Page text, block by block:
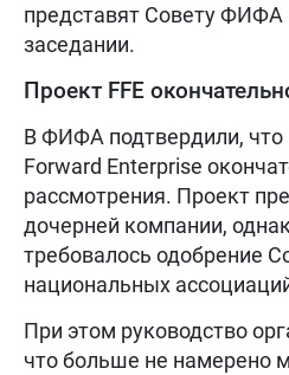
представят Совету
заседании.
Проект FFE
В ФИФА подтвердили, что
Forward Enterprise
рассмотрения. Проект
дочерней компании,
требовалось одобрение
национальных
При этом руководство
что больше не намерено